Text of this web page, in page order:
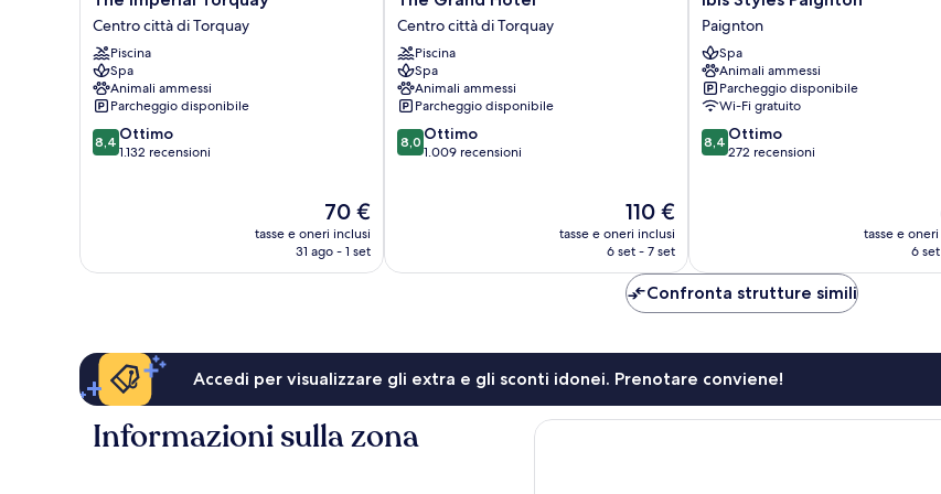
Imperial
Torquay
Centro
città
di
Torquay
Centro città di Torquay
Piscina
Spa
Animali ammessi
Parcheggio disponibile
8.4
su
8,4 Ottimo
1.132 recensioni
Il
prezzo
attuale
70 €
tasse e oneri inclusi
31 ago - 1 set
Grand
Hotel
Centro
città
di
Torquay
Centro città di Torquay
Piscina
Spa
Animali ammessi
Parcheggio disponibile
8.0
su
8,0 Ottimo
1.009 recensioni
Il
prezzo
attuale
110 €
110 €
tasse e oneri inclusi
6 set - 7 set
Styles
Paignton
Paignton
Paignton
Spa
Animali ammessi
Parcheggio disponibile
Wi-Fi gratuito
8.4
su
8,4 Ottimo
272 recensioni
tasse e
6
Confronta strutture simili
Accedi per visualizzare gli extra e gli sconti idonei. Prenotare conviene!
Informazioni sulla zona